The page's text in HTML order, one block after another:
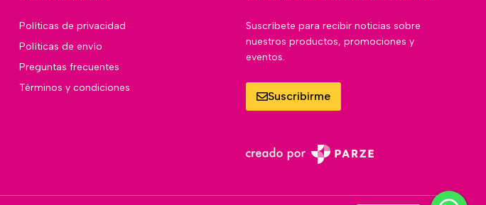
Políticas de privacidad
Políticas de envío
Preguntas frecuentes
Términos y condiciones
Suscríbete para recibir noticias sobre
nuestros productos, promociones y
eventos.
Suscribirme